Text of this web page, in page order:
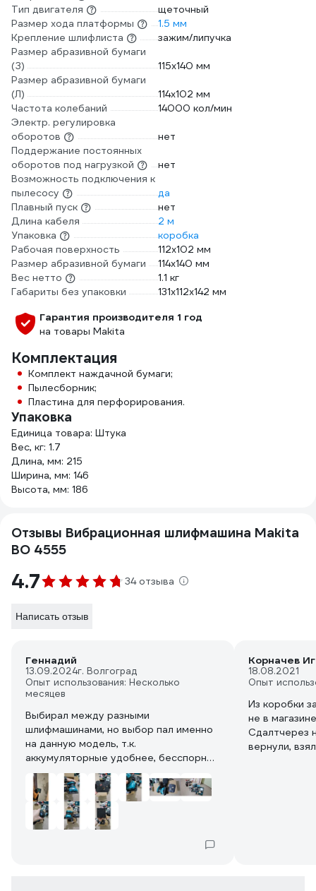
Тип двигателя
щеточный
Размер хода платформы
1.5 мм
Крепление шлифлиста
зажим/липучка
Размер абразивной бумаги
(З)
115х140 мм
Размер абразивной бумаги
(Л)
114х102 мм
Частота колебаний
14000 кол/мин
Электр. регулировка
оборотов
нет
Поддержание постоянных
оборотов под нагрузкой
нет
Возможность подключения к
пылесосу
да
Плавный пуск
нет
Длина кабеля
2 м
Упаковка
коробка
Рабочая поверхность
112x102 мм
Размер абразивной бумаги
114х140 мм
Вес нетто
1.1 кг
Габариты без упаковки
131x112x142 мм
Гарантия производителя 1 год
на товары Makita
Комплектация
Комплект наждачной бумаги;
Пылесборник;
Пластина для перфорирования.
Упаковка
Единица товара: Штука
Вес, кг: 1.7
Длина, мм: 215
Ширина, мм: 146
Высота, мм: 186
Отзывы Вибрационная шлифмашина Makita
BO 4555
4.7 34 отзыва
Написать отзыв
Геннадий
13.09.2024г. Волгоград
Опыт использования: Несколько
месяцев
Выбирал между разными
шлифмашинами, но выбор пал именно
на данную модель, т.к.
аккумуляторные удобнее, бесспорно,
но и ценник у одной хорошей
аккумуляторной в полной
комплектации как у двух сетевых.
Данную же шлифмашинку брал себе
впервые, т.к. не являюсь
проф.рабочим, но работу с деревом,
Корначев
18.08.2021
Опыт
Из коробки
не в
Сдалтчерез
вернули,